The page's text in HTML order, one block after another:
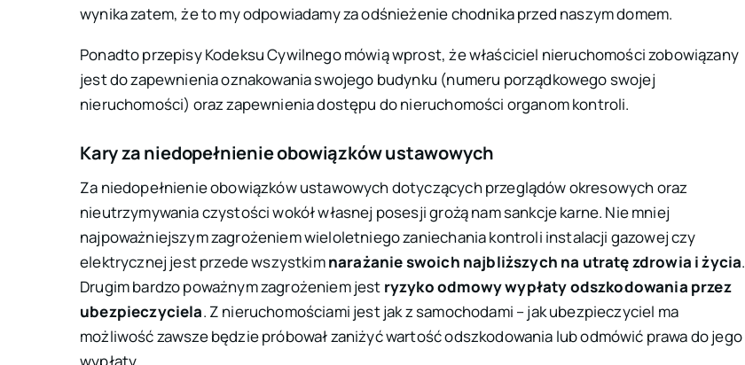
wynika zatem, że to my odpowiadamy za odśnieżenie chodnika przed naszym domem.
Ponadto przepisy Kodeksu Cywilnego mówią wprost, że właściciel nieruchomości zobowiązany
jest do zapewnienia oznakowania swojego budynku (numeru porządkowego swojej
nieruchomości) oraz zapewnienia dostępu do nieruchomości organom kontroli.
Kary za niedopełnienie obowiązków ustawowych
Za niedopełnienie obowiązków ustawowych dotyczących przeglądów okresowych oraz
nieutrzymywania czystości wokół własnej posesji grożą nam sankcje karne. Nie mniej
najpoważniejszym zagrożeniem wieloletniego zaniechania kontroli instalacji gazowej czy
elektrycznej jest przede wszystkimnarażanie swoich najbliższych na utratę zdrowia i życia.
Drugim bardzo poważnym zagrożeniem jest ryzyko odmowy wypłaty odszkodowania przez
ubezpieczyciela. Z nieruchomościami jest jak z samochodami – jak ubezpieczyciel ma
możliwość zawsze będzie próbował zaniżyć wartość odszkodowania lub odmówić prawa do jego
wypłaty.